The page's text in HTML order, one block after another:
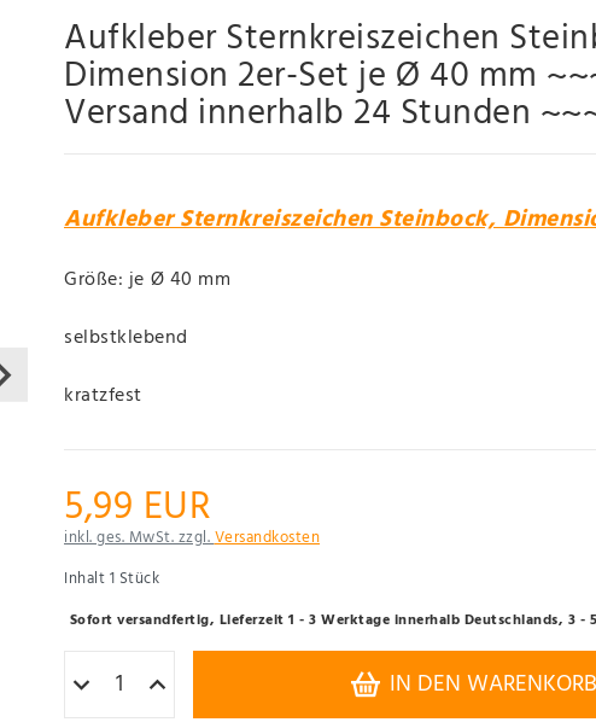
Aufkleber Sternkreiszeichen
Dimension 2er-Set je Ø 40 mm
Versand innerhalb 24 Stunden
Aufkleber Sternkreiszeichen Steinbock,
Größe: je Ø 40 mm
selbstklebend
kratzfest
5,99 EUR
inkl. ges. MwSt. zzgl.Versandkosten
Inhalt1 Stück
Sofort versandfertig, Lieferzeit 1 - 3 Werktage innerhalb Deutschlands, 3 -
IN DEN WARENKORB